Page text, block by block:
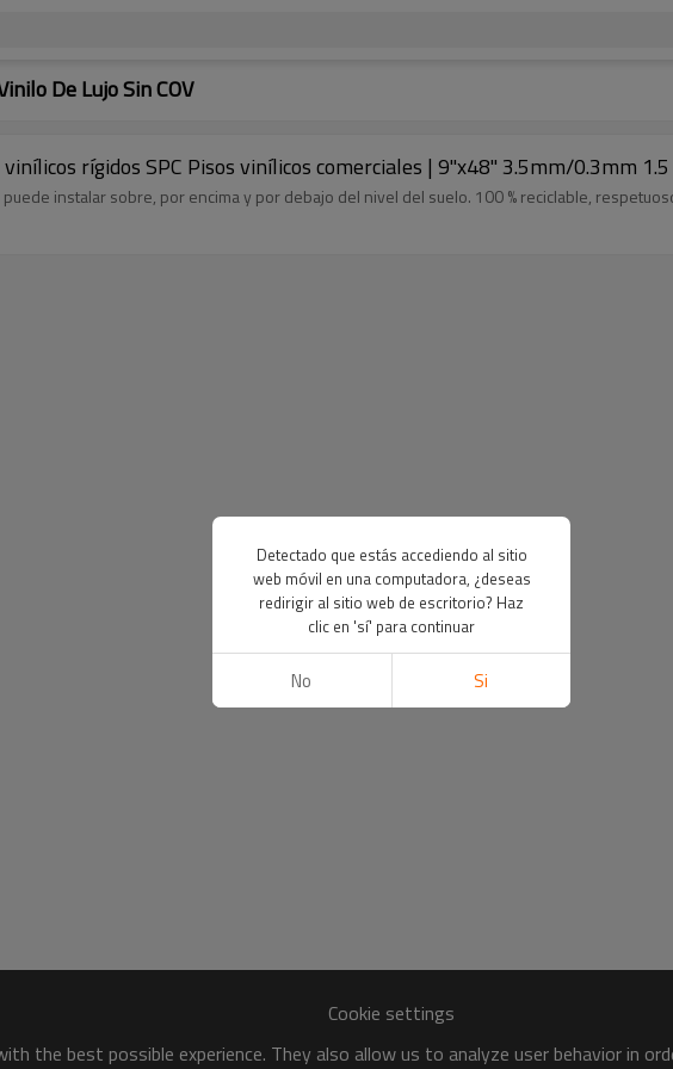
De Lujo Sin COV
rígidos SPC Pisos vinílicos comerciales | 9''x48'' 3.5mm/0.3mm
instalar sobre, por encima y por debajo del nivel del suelo. 100 % reciclable,
Cookie settings
the best possible experience. They also allow us to analyze user behavior in
Detectado que estás accediendo al sitio
web móvil en una computadora, ¿deseas
redirigir al sitio web de escritorio? Haz
clic en 'sí' para continuar
No Si